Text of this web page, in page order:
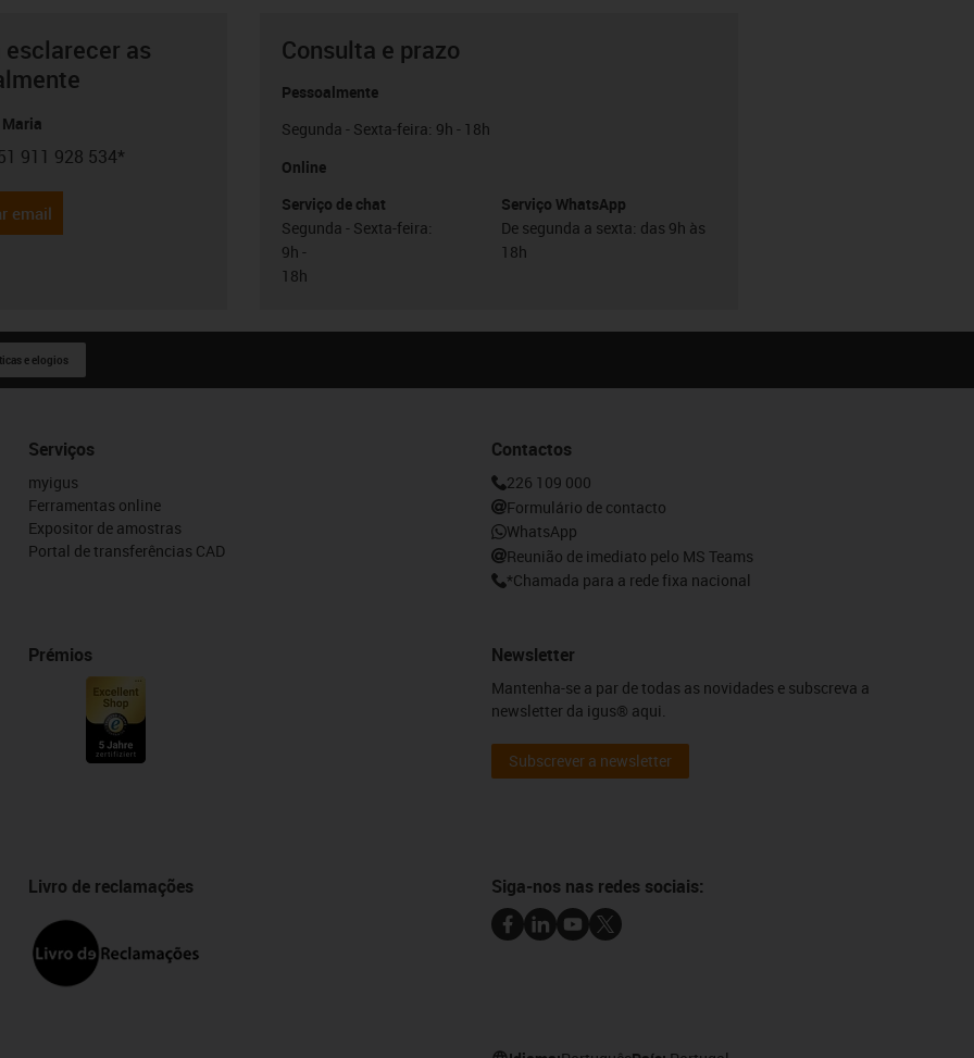
as
phone
911 928 534*
email
Consulta e prazo
Pessoalmente
Segunda - Sexta-feira: 9h - 18h
Online
Serviço de chat
Segunda - Sexta-feira:
9h -
18h
Serviço WhatsApp
De segunda a sexta: das 9h às
18h
e elogios
Serviços
myigus
Ferramentas online
Expositor de amostras
Portal de transferências CAD
Prémios
Livro de reclamações
Contactos
226 109 000
Formulário de contacto
WhatsApp
Reunião de imediato pelo MS Teams
*Chamada para a rede fixa nacional
Newsletter
Mantenha-se a par de todas as novidades e subscreva a
newsletter da igus® aqui.
Subscrever a newsletter
Siga-nos nas redes sociais: